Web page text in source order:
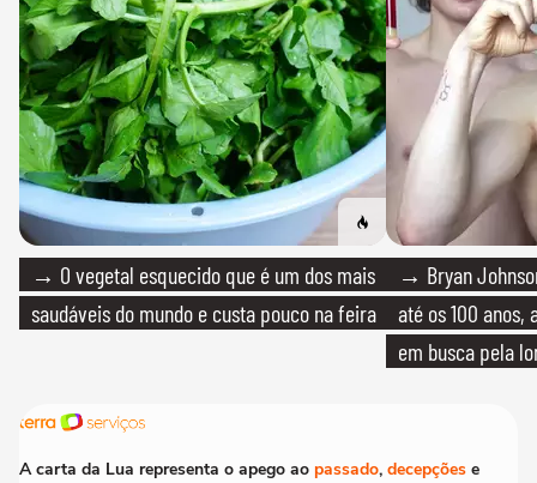
→ O vegetal esquecido que é um dos mais
saudáveis do mundo e custa pouco na feira
→ Bryan
até os 100
em busca pela
A carta da Lua representa o apego ao passado, decepções e